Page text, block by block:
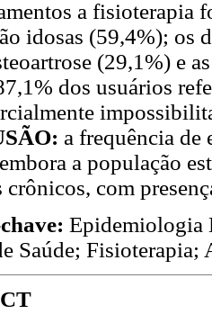
a fisioterapia
idosas (59,4%); os
(29,1%) e
dos usuários
a frequência de
a população
crônicos, com
Epidemiologia
Saúde; Fisioterapia;